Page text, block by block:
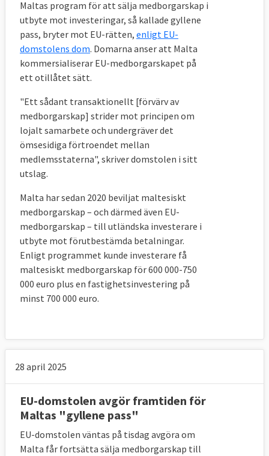
Maltas program för att sälja medborgarskap i
utbyte mot investeringar, så kallade gyllene
pass, bryter mot EU-rätten, enligt EU-
domstolens dom. Domarna anser att Malta
kommersialiserar EU-medborgarskapet på
ett otillåtet sätt.
"Ett sådant transaktionellt [förvärv av
medborgarskap] strider mot principen om
lojalt samarbete och undergräver det
ömsesidiga förtroendet mellan
medlemsstaterna", skriver domstolen i sitt
utslag.
Malta har sedan 2020 beviljat maltesiskt
medborgarskap – och därmed även EU-
medborgarskap – till utländska investerare i
utbyte mot förutbestämda betalningar.
Enligt programmet kunde investerare få
maltesiskt medborgarskap för 600 000-750
000 euro plus en fastighetsinvestering på
minst 700 000 euro.
28 april 2025
EU-domstolen avgör framtiden för
Maltas "gyllene pass"
EU-domstolen väntas på tisdag avgöra om
Malta får fortsätta sälja medborgarskap till